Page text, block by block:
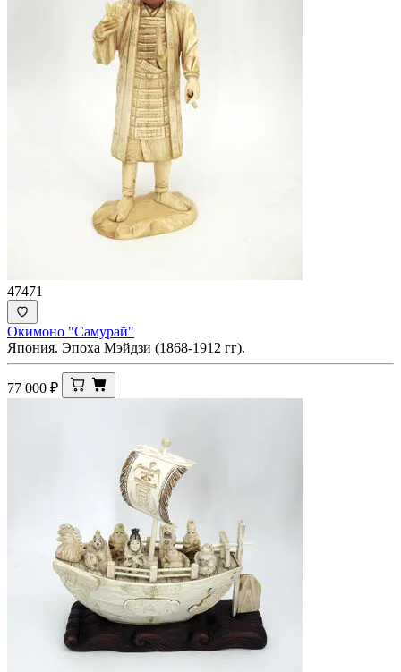
47471
Окимоно "Самурай"
Япония. Эпоха Мэйдзи (1868-1912 гг).
77 000 ₽